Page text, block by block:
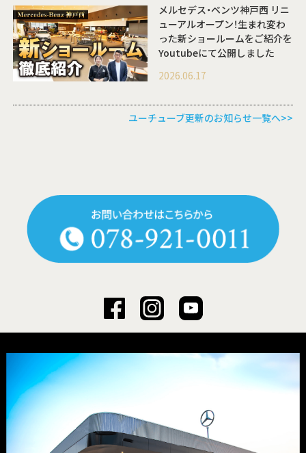
メルセデス・ベンツ神戸西 リニ
ューアルオープン！生まれ変わ
った新ショールームをご紹介を
Youtubeにて公開しました
2026.06.17
ユーチューブ更新のお知らせ一覧へ>>